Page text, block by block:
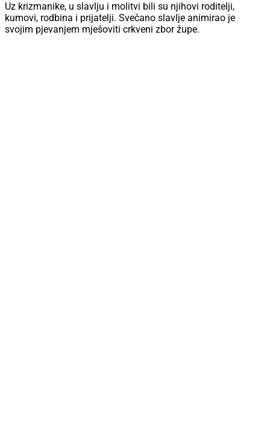
Uz krizmanike, u slavlju i molitvi bili su njihovi roditelji,
kumovi, rodbina i prijatelji. Svečano slavlje animirao je
svojim pjevanjem mješoviti crkveni zbor župe.